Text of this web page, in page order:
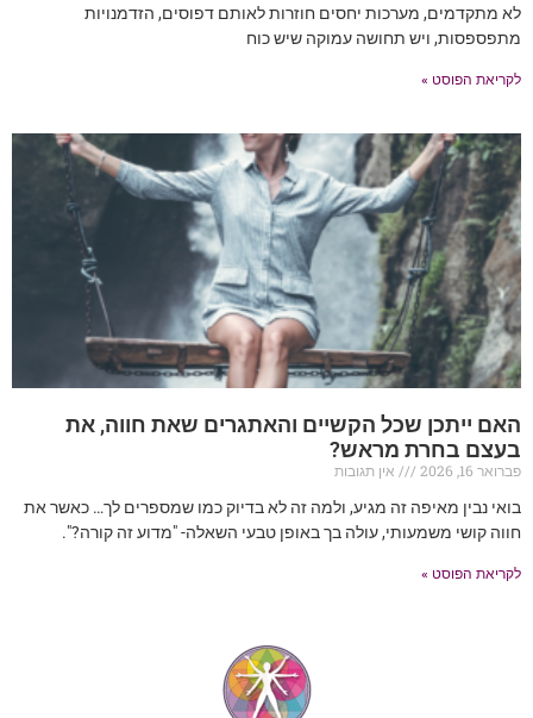
לא מתקדמים, מערכות יחסים חוזרות לאותם דפוסים, הזדמנויות
מתפספסות, ויש תחושה עמוקה שיש כוח
לקריאת הפוסט »
האם ייתכן שכל הקשיים והאתגרים שאת חווה, את
בעצם בחרת מראש?
פברואר 16, 2026
אין תגובות
בואי נבין מאיפה זה מגיע, ולמה זה לא בדיוק כמו שמספרים לך… כאשר את
חווה קושי משמעותי, עולה בך באופן טבעי השאלה- "מדוע זה קורה?".
לקריאת הפוסט »